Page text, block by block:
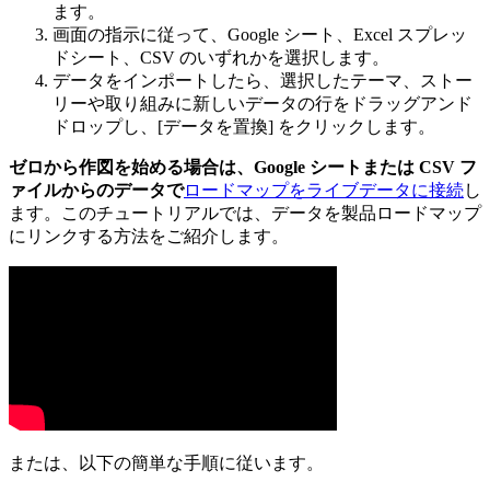
ます。
画面の指示に従って、Google シート、Excel スプレッ
ドシート、CSV のいずれかを選択します。
データをインポートしたら、選択したテーマ、ストー
リーや取り組みに新しいデータの行をドラッグアンド
ドロップし、[データを置換] をクリックします。
ゼロから作図を始める場合は、Google シートまたは CSV フ
ァイルからのデータでロードマップをライブデータに接続し
ます。このチュートリアルでは、データを製品ロードマップ
にリンクする方法をご紹介します。
または、以下の簡単な手順に従います。